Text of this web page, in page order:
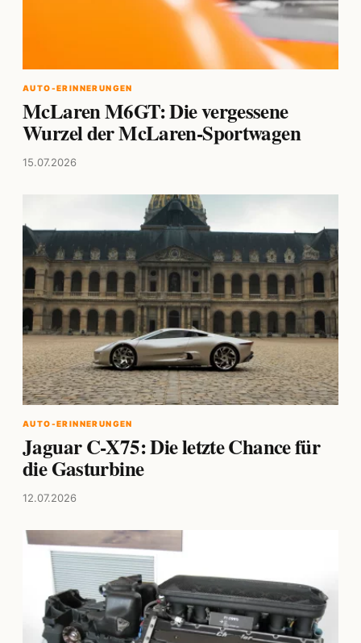
AUTO-ERINNERUNGEN
McLaren M6GT: Die vergessene
Wurzel der McLaren-Sportwagen
15.07.2026
AUTO-ERINNERUNGEN
Jaguar C-X75: Die letzte Chance für
die Gasturbine
12.07.2026